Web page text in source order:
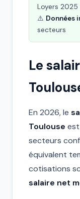
Loyers 2025
⚠️ Données
secteurs
Le
En 2026, le
Toulouse
secteurs
équivalent
cotisations
salaire net